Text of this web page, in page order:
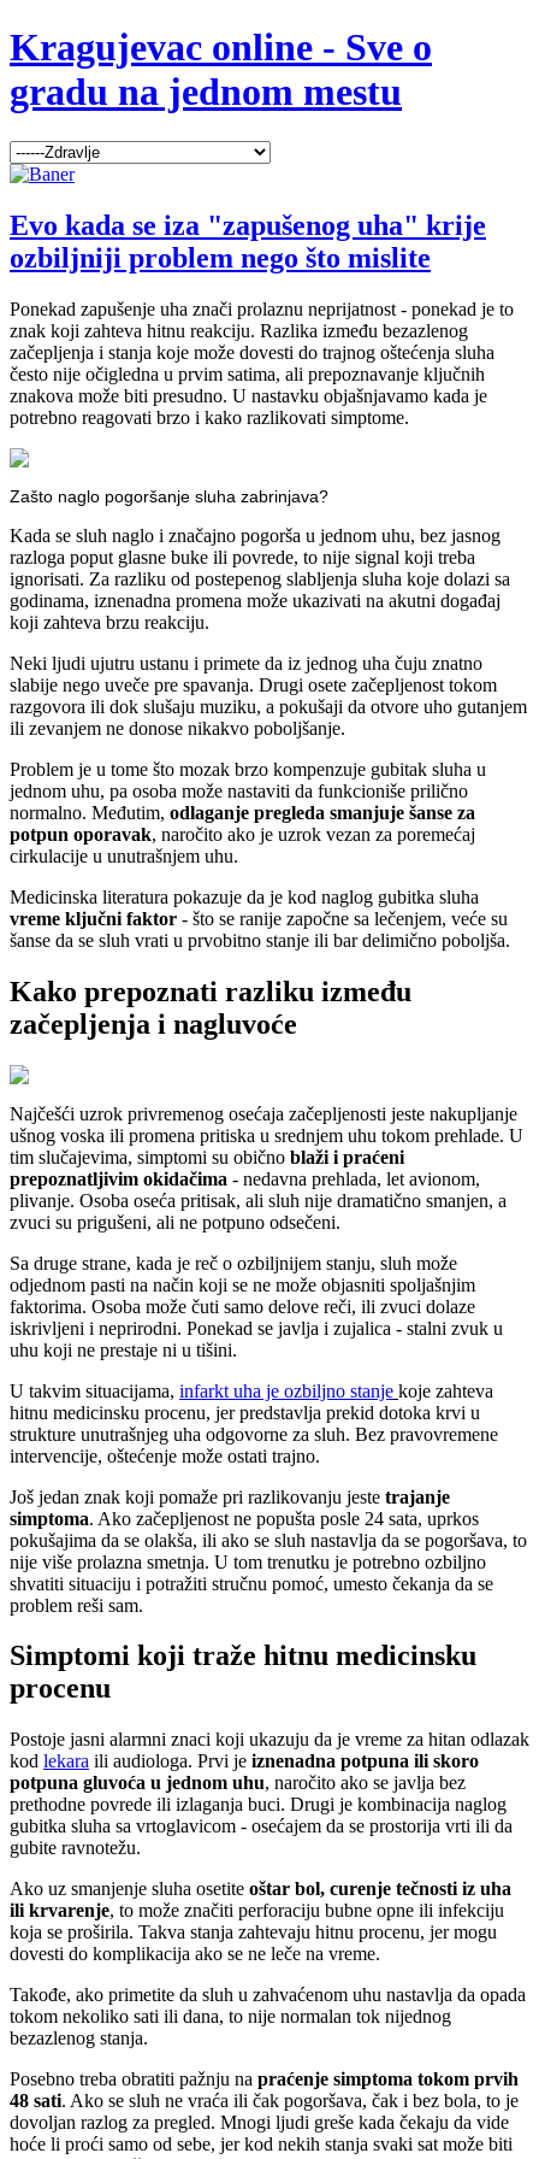
Kragujevac online - Sve o
gradu na jednom mestu
Evo kada se iza "zapušenog uha" krije
ozbiljniji problem nego što mislite
Ponekad zapušenje uha znači prolaznu neprijatnost - ponekad je to
znak koji zahteva hitnu reakciju. Razlika između bezazlenog
začepljenja i stanja koje može dovesti do trajnog oštećenja sluha
često nije očigledna u prvim satima, ali prepoznavanje ključnih
znakova može biti presudno. U nastavku objašnjavamo kada je
potrebno reagovati brzo i kako razlikovati simptome.
Zašto naglo pogoršanje sluha zabrinjava?
Kada se sluh naglo i značajno pogorša u jednom uhu, bez jasnog
razloga poput glasne buke ili povrede, to nije signal koji treba
ignorisati. Za razliku od postepenog slabljenja sluha koje dolazi sa
godinama, iznenadna promena može ukazivati na akutni događaj
koji zahteva brzu reakciju.
Neki ljudi ujutru ustanu i primete da iz jednog uha čuju znatno
slabije nego uveče pre spavanja. Drugi osete začepljenost tokom
razgovora ili dok slušaju muziku, a pokušaji da otvore uho gutanjem
ili zevanjem ne donose nikakvo poboljšanje.
Problem je u tome što mozak brzo kompenzuje gubitak sluha u
jednom uhu, pa osoba može nastaviti da funkcioniše prilično
normalno. Međutim, odlaganje pregleda smanjuje šanse za
potpun oporavak, naročito ako je uzrok vezan za poremećaj
cirkulacije u unutrašnjem uhu.
Medicinska literatura pokazuje da je kod naglog gubitka sluha
vreme ključni faktor - što se ranije započne sa lečenjem, veće su
šanse da se sluh vrati u prvobitno stanje ili bar delimično poboljša.
Kako prepoznati razliku između
začepljenja i nagluvoće
Najčešći uzrok privremenog osećaja začepljenosti jeste nakupljanje
ušnog voska ili promena pritiska u srednjem uhu tokom prehlade. U
tim slučajevima, simptomi su obično blaži i praćeni
prepoznatljivim okidačima - nedavna prehlada, let avionom,
plivanje. Osoba oseća pritisak, ali sluh nije dramatično smanjen, a
zvuci su prigušeni, ali ne potpuno odsečeni.
Sa druge strane, kada je reč o ozbiljnijem stanju, sluh može
odjednom pasti na način koji se ne može objasniti spoljašnjim
faktorima. Osoba može čuti samo delove reči, ili zvuci dolaze
iskrivljeni i neprirodni. Ponekad se javlja i zujalica - stalni zvuk u
uhu koji ne prestaje ni u tišini.
U takvim situacijama, infarkt uha je ozbiljno stanje koje zahteva
hitnu medicinsku procenu, jer predstavlja prekid dotoka krvi u
strukture unutrašnjeg uha odgovorne za sluh. Bez pravovremene
intervencije, oštećenje može ostati trajno.
Još jedan znak koji pomaže pri razlikovanju jeste trajanje
simptoma. Ako začepljenost ne popušta posle 24 sata, uprkos
pokušajima da se olakša, ili ako se sluh nastavlja da se pogoršava, to
nije više prolazna smetnja. U tom trenutku je potrebno ozbiljno
shvatiti situaciju i potražiti stručnu pomoć, umesto čekanja da se
problem reši sam.
Simptomi koji traže hitnu medicinsku
procenu
Postoje jasni alarmni znaci koji ukazuju da je vreme za hitan odlazak
kod lekara ili audiologa. Prvi je iznenadna potpuna ili skoro
potpuna gluvoća u jednom uhu, naročito ako se javlja bez
prethodne povrede ili izlaganja buci. Drugi je kombinacija naglog
gubitka sluha sa vrtoglavicom - osećajem da se prostorija vrti ili da
gubite ravnotežu.
Ako uz smanjenje sluha osetite oštar bol, curenje tečnosti iz uha
ili krvarenje, to može značiti perforaciju bubne opne ili infekciju
koja se proširila. Takva stanja zahtevaju hitnu procenu, jer mogu
dovesti do komplikacija ako se ne leče na vreme.
Takođe, ako primetite da sluh u zahvaćenom uhu nastavlja da opada
tokom nekoliko sati ili dana, to nije normalan tok nijednog
bezazlenog stanja.
Posebno treba obratiti pažnju na praćenje simptoma tokom prvih
48 sati. Ako se sluh ne vraća ili čak pogoršava, čak i bez bola, to je
dovoljan razlog za pregled. Mnogi ljudi greše kada čekaju da vide
hoće li proći samo od sebe, jer kod nekih stanja svaki sat može biti